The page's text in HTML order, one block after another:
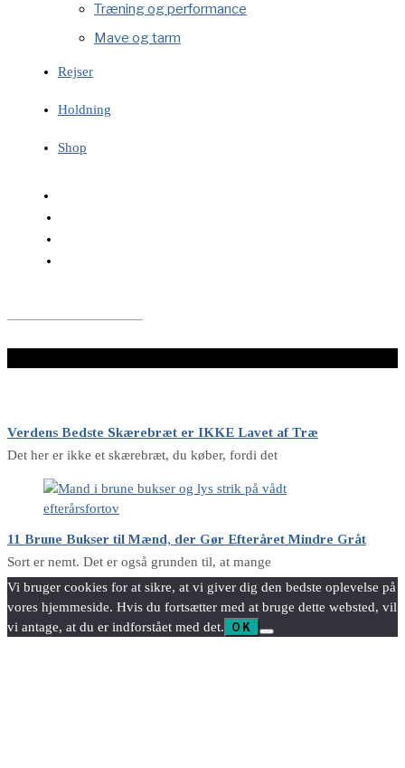
Træning og performance
Mave og tarm
Rejser
Holdning
Shop
Verdens Bedste Skærebræt er IKKE Lavet af Træ
Det her er ikke et skærebræt, du køber, fordi det
11 Brune Bukser til Mænd, der Gør Efteråret Mindre Gråt
Sort er nemt. Det er også grunden til, at mange
Vi bruger cookies for at sikre, at vi giver dig den bedste oplevelse på
vores hjemmeside. Hvis du fortsætter med at bruge dette websted, vil
vi antage, at du er indforstået med det.
OK